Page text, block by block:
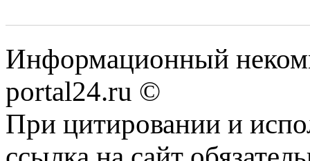
Информационный
portal24.ru ©
При цитировании и